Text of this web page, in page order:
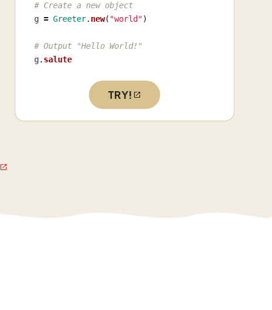
# Create a new object
g = Greeter. new( "world")
# Output "Hello World!"
g. salute
TRY!